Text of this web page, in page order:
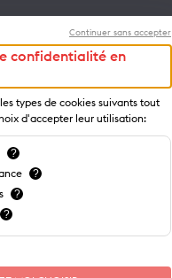
2 – CP 975
?
Continuer sans accepter
confidentialité en
types de cookies suivants tout
d'accepter leur utilisation:
?
?
?
?